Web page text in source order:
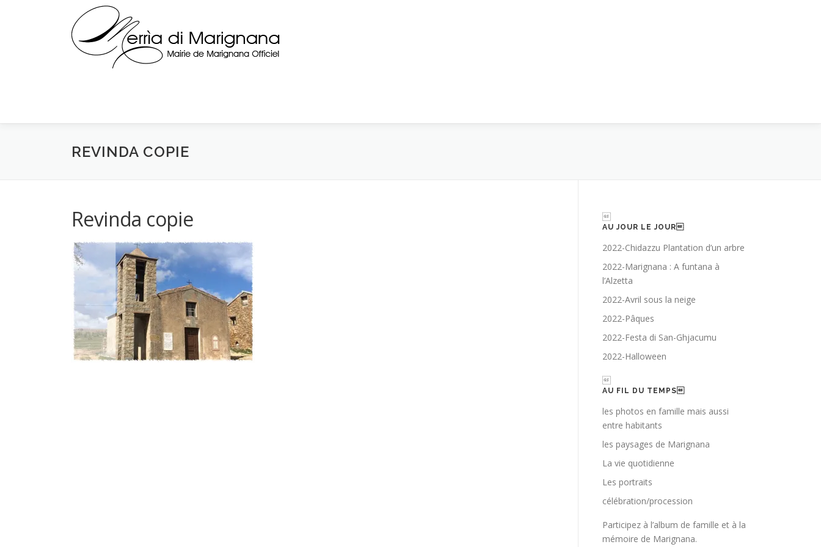
REVINDA COPIE
Revinda copie AU JOUR LE JOUR
2022-Chidazzu Plantation d’un arbre
2022-Marignana : A funtana à
l’Alzetta
2022-Avril sous la neige
2022-Pâques
2022-Festa di San-Ghjacumu
2022-Halloween
AU FIL DU TEMPS
les photos en famille mais aussi
entre habitants
les paysages de Marignana
La vie quotidienne
Les portraits
célébration/procession
Participez à l’album de famille et à la
mémoire de Marignana.